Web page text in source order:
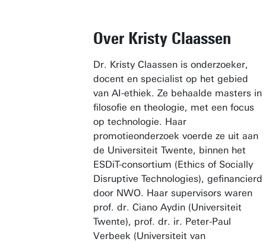
Over Kristy Claassen
Dr. Kristy Claassen is onderzoeker,
docent en specialist op het gebied
van AI-ethiek. Ze behaalde masters in
filosofie en theologie, met een focus
op technologie. Haar
promotieonderzoek voerde ze uit aan
de Universiteit Twente, binnen het
ESDiT-consortium (Ethics of Socially
Disruptive Technologies), gefinancierd
door NWO. Haar supervisors waren
prof. dr. Ciano Aydin (Universiteit
Twente), prof. dr. ir. Peter-Paul
Verbeek (Universiteit van